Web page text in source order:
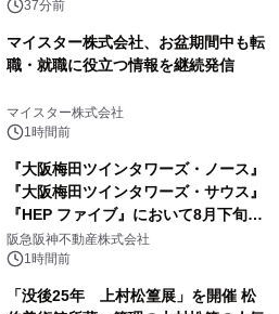
37分前
マイスター株式会社、お盆期間中も転
職・就職に役立つ情報を継続発信
マイスター株式会社
1時間前
『大阪梅田ツインタワーズ・ノース』
『大阪梅田ツインタワーズ・サウス』
『HEP ファイブ』において8月下旬か
ら 「オフサイト型コーポレートPPA」
による 再生可能エネルギー電力の使用
阪急阪神不動産株式会社
1時間前
「没後25年 上村松篁展」を開催 松